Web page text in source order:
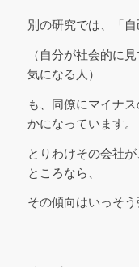
別の研究では、「
（自分が社会的に
気になる人）
も、同僚にマイナ
かになっています。
とりわけその会社
ところなら、
その傾向はいっそう